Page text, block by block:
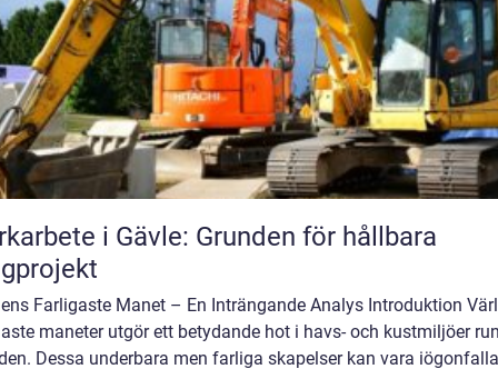
i Gävle: Grunden för hållbara
Farligaste Manet – En Inträngande Analys Introduktion
maneter utgör ett betydande hot i havs- och kustmiljöer
Dessa underbara men farliga skapelser kan vara